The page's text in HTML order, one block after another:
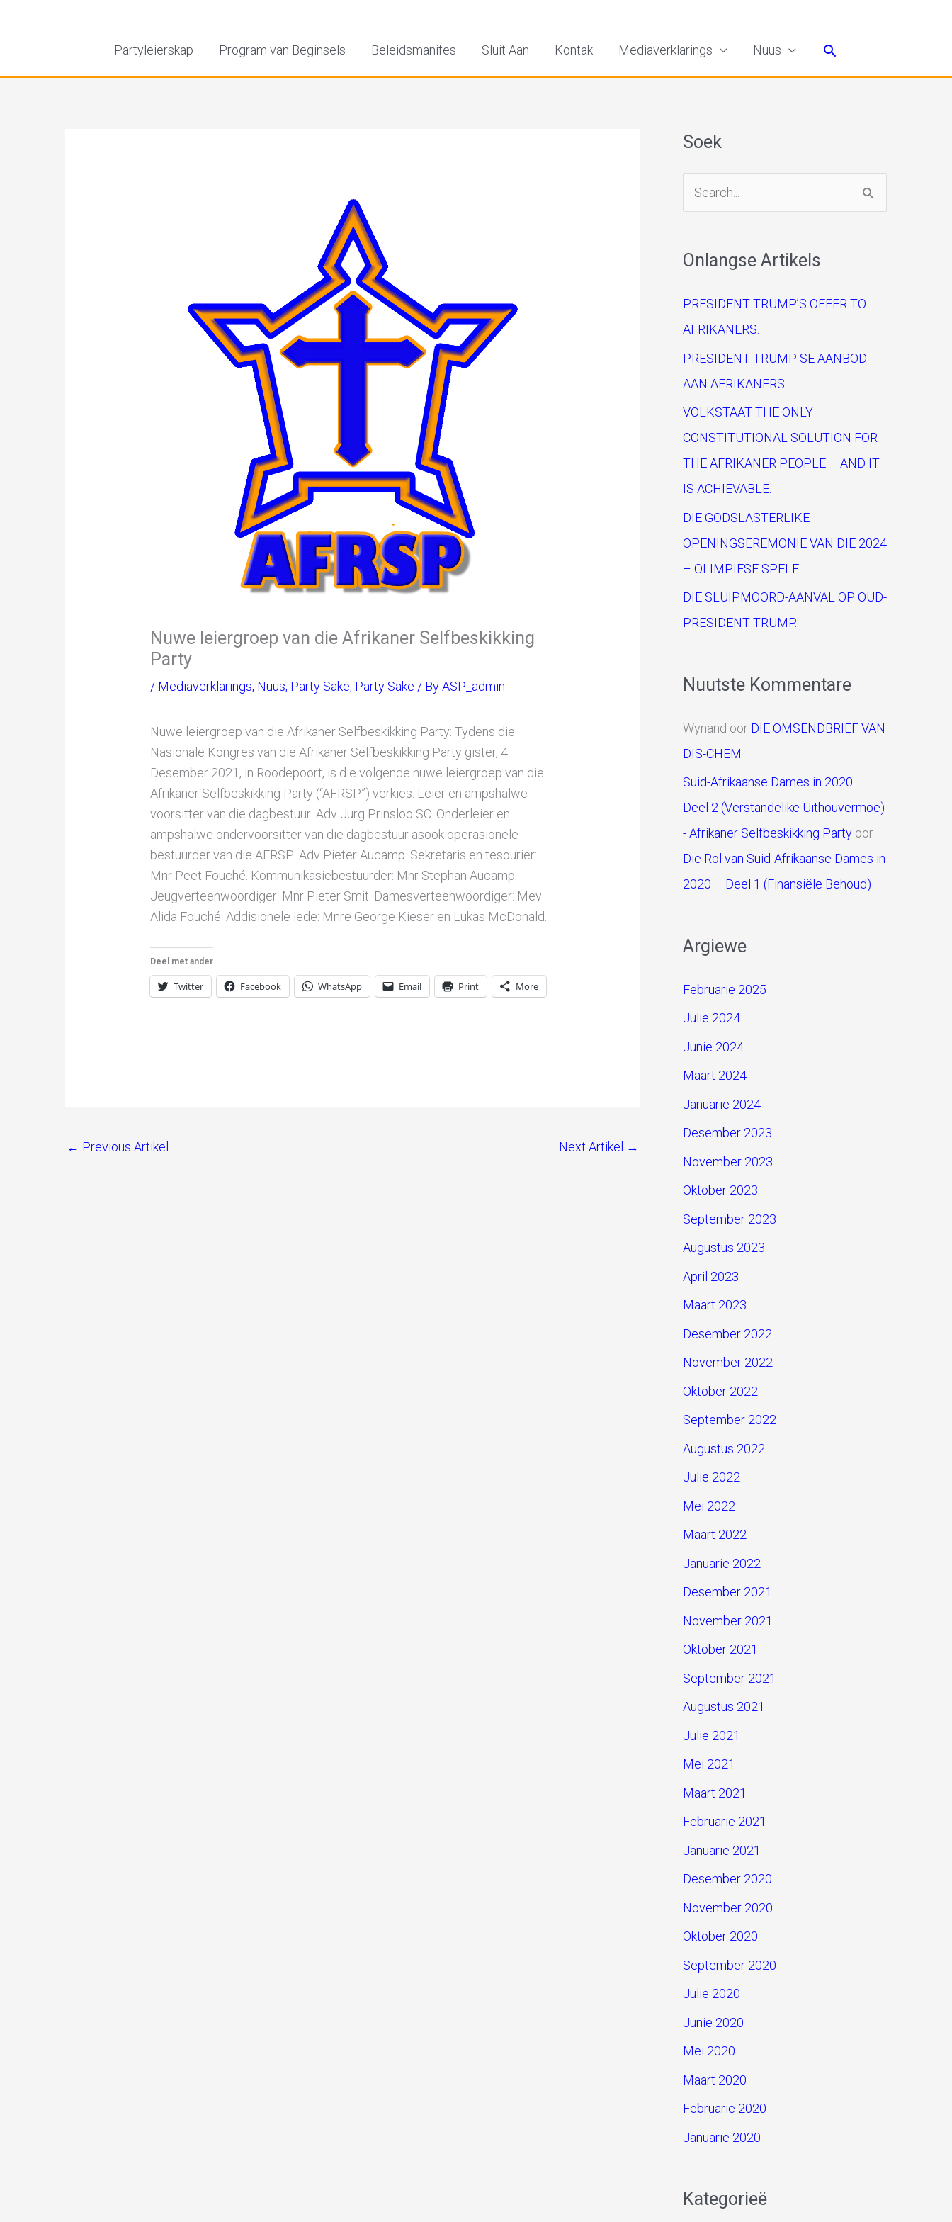
Partyleierskap Program van Beginsels Beleidsmanifes Sluit Aan Kontak Mediaverklarings Nuus Search
Nuwe leiergroep van die Afrikaner Selfbeskikking
Party
/ Mediaverklarings, Nuus, Party Sake, Party Sake / ByASP_admin
Nuwe leiergroep van die Afrikaner Selfbeskikking Party: Tydens die
Nasionale Kongres van die Afrikaner Selfbeskikking Party gister, 4
Desember 2021, in Roodepoort, is die volgende nuwe leiergroep van die
Afrikaner Selfbeskikking Party (“AFRSP”) verkies: Leier en ampshalwe
voorsitter van die dagbestuur: Adv Jurg Prinsloo SC. Onderleier en
ampshalwe ondervoorsitter van die dagbestuur asook operasionele
bestuurder van die AFRSP: Adv Pieter Aucamp. Sekretaris en tesourier:
Mnr Peet Fouché. Kommunikasiebestuurder: Mnr Stephan Aucamp.
Jeugverteenwoordiger: Mnr Pieter Smit. Damesverteenwoordiger: Mev
Alida Fouché. Addisionele lede: Mnre George Kieser en Lukas McDonald.
Deel met ander
Twitter Facebook WhatsApp Email Print More
← Previous Artikel Next Artikel →
Soek
c
h
Onlangse Artikels
PRESIDENT TRUMP’S OFFER TO
AFRIKANERS.
PRESIDENT TRUMP SE AANBOD
AAN AFRIKANERS.
VOLKSTAAT THE ONLY
CONSTITUTIONAL SOLUTION FOR
THE AFRIKANER PEOPLE – AND IT
IS ACHIEVABLE.
DIE GODSLASTERLIKE
OPENINGSEREMONIE VAN DIE 2024
– OLIMPIESE SPELE.
DIE SLUIPMOORD-AANVAL OP OUD-
PRESIDENT TRUMP.
Nuutste Kommentare
Wynand oor DIE OMSENDBRIEF VAN
DIS-CHEM
Suid-Afrikaanse Dames in 2020 –
Deel 2 (Verstandelike Uithouvermoë)
- Afrikaner Selfbeskikking Party oor
Die Rol van Suid-Afrikaanse Dames in
2020 – Deel 1 (Finansiële Behoud)
Argiewe
Februarie 2025
Julie 2024
Junie 2024
Maart 2024
Januarie 2024
Desember 2023
November 2023
Oktober 2023
September 2023
Augustus 2023
April 2023
Maart 2023
Desember 2022
November 2022
Oktober 2022
September 2022
Augustus 2022
Julie 2022
Mei 2022
Maart 2022
Januarie 2022
Desember 2021
November 2021
Oktober 2021
September 2021
Augustus 2021
Julie 2021
Mei 2021
Maart 2021
Februarie 2021
Januarie 2021
Desember 2020
November 2020
Oktober 2020
September 2020
Julie 2020
Junie 2020
Mei 2020
Maart 2020
Februarie 2020
Januarie 2020
Kategorieë